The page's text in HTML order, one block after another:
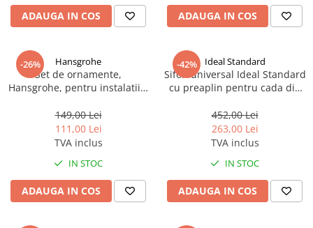
ADAUGA IN COS ADAUGA IN COS
-26% Hansgrohe
Set de ornamente,
Hansgrohe, pentru instalatiile
149,00 Lei
111,00 Lei
TVA inclus
IN STOC
ADAUGA IN COS
-42% Ideal Standard
Sifon universal Ideal Standard
cu preaplin pentru cada din
452,00 Lei
263,00 Lei
TVA inclus
IN STOC
ADAUGA IN COS